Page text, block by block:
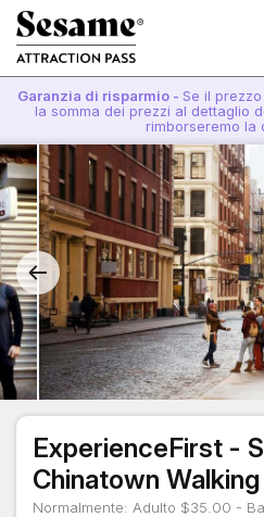
Garanzia di risparmio - Se il
la somma dei prezzi al dettaglio
rimborseremo la
ExperienceFirst -
Chinatown
Normalmente: Adulto $35.00 -